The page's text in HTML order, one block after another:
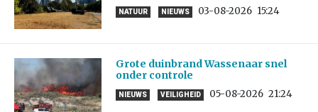
NATUUR NIEUWS 03-08-2026 15:24
Grote duinbrand Wassenaar snel
onder controle
NIEUWS VEILIGHEID 05-08-2026 21:24